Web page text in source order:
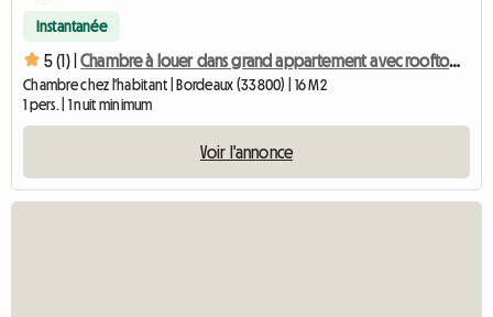
Instantanée
5 (1) | Chambre à louer dans grand appartement avec rooftop & Spa
Chambre chez l'habitant | Bordeaux (33800) | 16 M2
1 pers. | 1 nuit minimum
Voir l'annonce